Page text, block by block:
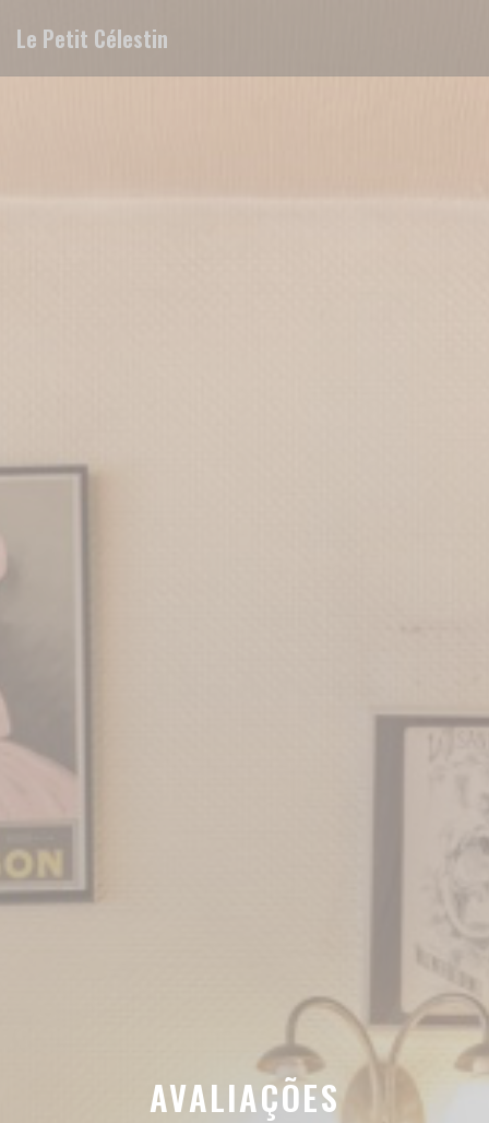
Le Petit Célestin
AVALIAÇÕES